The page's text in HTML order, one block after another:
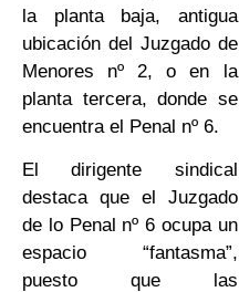
la planta baja, antigua
ubicación del Juzgado de
Menores nº 2, o en la
planta tercera, donde se
encuentra el Penal nº 6.
El dirigente sindical
destaca que el Juzgado
de lo Penal nº 6 ocupa un
espacio “fantasma”,
puesto que las